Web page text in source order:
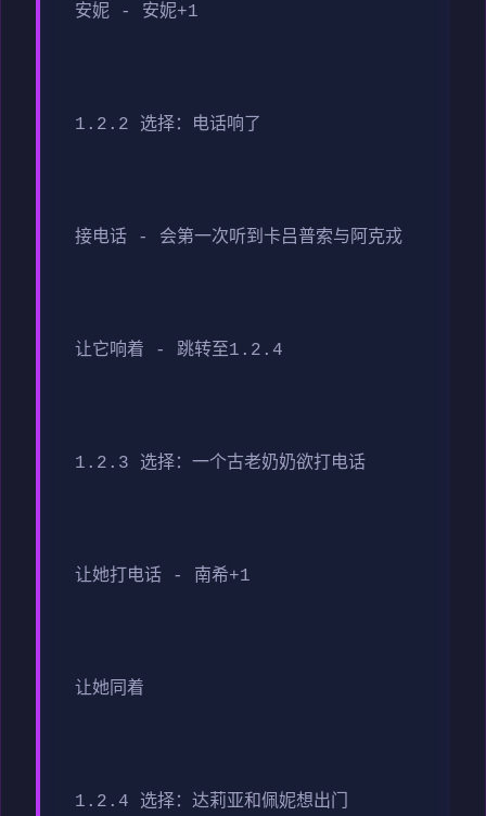
安妮 - 安妮+1
1.2.2 选择：电话响了
接电话 - 会第一次听到卡吕普索与阿克戎
让它响着 - 跳转至1.2.4
1.2.3 选择：一个古老奶奶欲打电话
让她打电话 - 南希+1
让她同着
1.2.4 选择：达莉亚和佩妮想出门